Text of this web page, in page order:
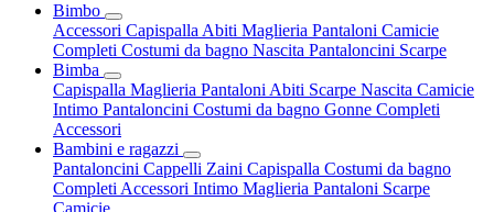
Bimbo
Accessori Capispalla Abiti Maglieria Pantaloni Camicie
Completi Costumi da bagno Nascita Pantaloncini Scarpe
Bimba
Capispalla Maglieria Pantaloni Abiti Scarpe Nascita Camicie
Intimo Pantaloncini Costumi da bagno Gonne Completi
Accessori
Bambini e ragazzi
Pantaloncini Cappelli Zaini Capispalla Costumi da bagno
Completi Accessori Intimo Maglieria Pantaloni Scarpe
Camicie